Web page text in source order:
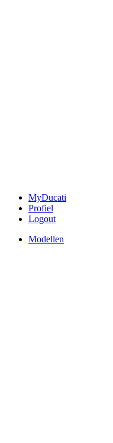
MyDucati
Profiel
Logout
Modellen